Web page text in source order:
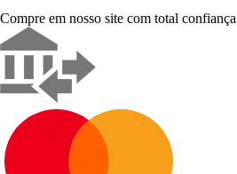
Compre em nosso site com total confiança